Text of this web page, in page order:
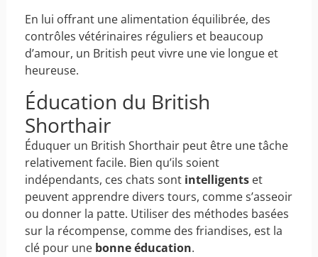
En lui offrant une alimentation équilibrée, des
contrôles vétérinaires réguliers et beaucoup
d’amour, un British peut vivre une vie longue et
heureuse.
Éducation du British
Shorthair
Éduquer un British Shorthair peut être une tâche
relativement facile. Bien qu’ils soient
indépendants, ces chats sontintelligentset
peuvent apprendre divers tours, comme s’asseoir
ou donner la patte. Utiliser des méthodes basées
sur la récompense, comme des friandises, est la
clé pour une bonne éducation.